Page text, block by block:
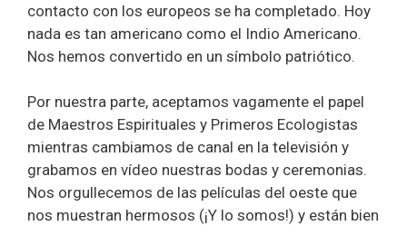
contacto con los europeos se ha completado. Hoy
nada es tan americano como el Indio Americano.
Nos hemos convertido en un símbolo patriótico.
Por nuestra parte, aceptamos vagamente el papel
de Maestros Espirituales y Primeros Ecologistas
mientras cambiamos de canal en la televisión y
grabamos en vídeo nuestras bodas y ceremonias.
Nos orgullecemos de las películas del oeste que
nos muestran hermosos (¡Y lo somos!) y están bien